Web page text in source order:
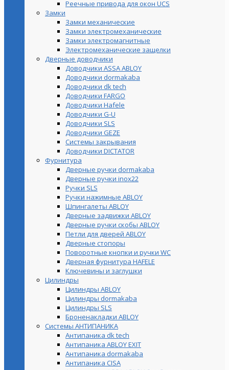
Реечные привода для окон UСS
Замки
Замки механические
Замки электромеханические
Замки электромагнитные
Электромеханические защелки
Дверные доводчики
Доводчики ASSA ABLOY
Доводчики dormakaba
Доводчики dk tech
Доводчики FARGO
Доводчики Hafele
Доводчики G-U
Доводчики SLS
Доводчики GEZE
Cистемы закрывания
Доводчики DICTATOR
Фурнитура
Дверные ручки dormakaba
Дверные ручки inox22
Ручки SLS
Ручки нажимные ABLOY
Шпингалеты ABLOY
Дверные задвижки ABLOY
Дверные ручки скобы ABLOY
Петли для дверей ABLOY
Дверные стопоры
Поворотные кнопки и ручки WC
Дверная фурнитура HAFELE
Ключевины и заглушки
Цилиндры
Цилиндры ABLOY
Цилиндры dormakaba
Цилиндры SLS
Броненакладки ABLOY
Системы АНТИПАНИКА
Антипаника dk tech
Антипаника ABLOY EXIT
Антипаника dormakaba
Антипаника СISA